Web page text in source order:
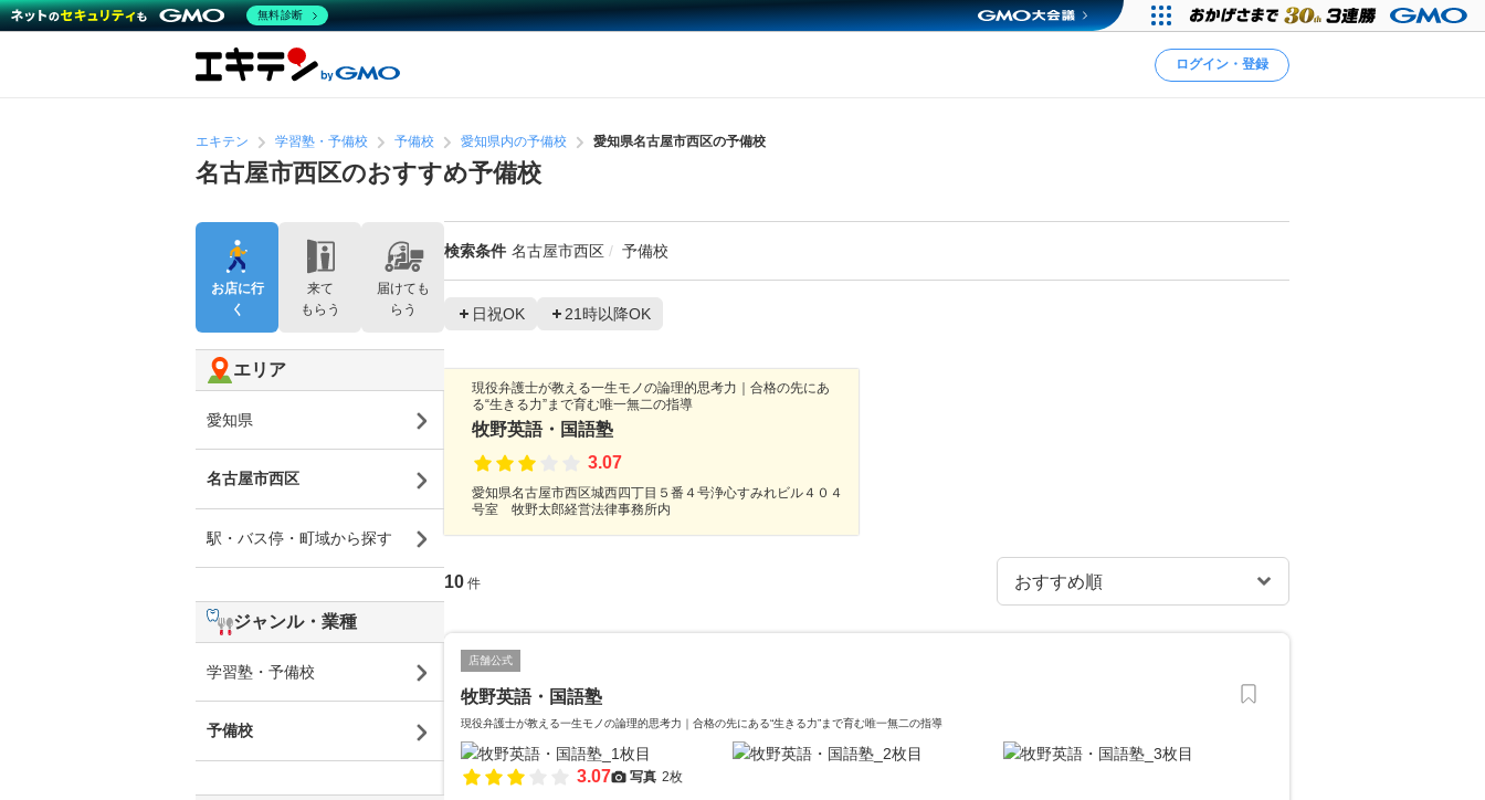
ログイン・登録
エキテン 学習塾・予備校 予備校 愛知県内の予備校 愛知県名古屋市西区の予備校
名古屋市西区のおすすめ予備校
検索条件 名古屋市西区 予備校
日祝OK 21時以降OK
現役弁護士が教える一生モノの論理的思考力｜合格の先にあ
る“生きる力”まで育む唯一無二の指導
牧野英語・国語塾
3.07
愛知県名古屋市西区城西四丁目５番４号浄心すみれビル４０４
号室 牧野太郎経営法律事務所内
10 件
店舗公式
牧野英語・国語塾
現役弁護士が教える一生モノの論理的思考力｜合格の先にある“生きる力”まで育む唯一無二の指導
3.07 写真 2枚
お店に行
く
来て
もらう
届けても
らう
エリア
愛知県
名古屋市西区
駅・バス停・町域から探す
ジャンル・業種
学習塾・予備校
予備校
無料診断